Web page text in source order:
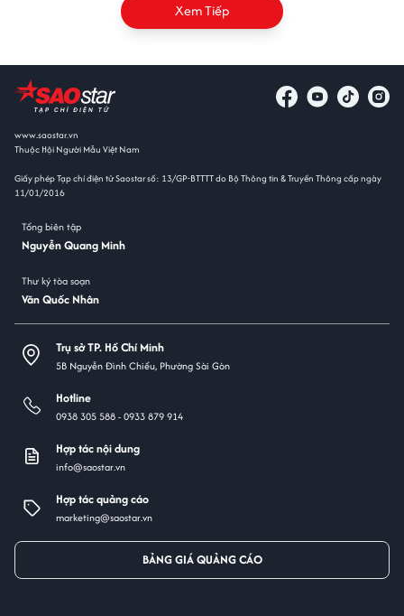
Xem Tiếp
www.saostar.vn
Thuộc Hội Người Mẫu Việt Nam
Giấy phép Tạp chí điện tử Saostar số: 13/GP-BTTTT do Bộ Thông tin & Truyền Thông cấp ngày
11/01/2016
Tổng biên tập
Nguyễn Quang Minh
Thư ký tòa soạn
Văn Quốc Nhân
Trụ sở TP. Hồ Chí Minh
5B Nguyễn Đình Chiểu, Phường Sài Gòn
Hotline
0938 305 588 -0933 879 914
Hợp tác nội dung
info@saostar.vn
Hợp tác quảng cáo
marketing@saostar.vn
BẢNG GIÁ QUẢNG CÁO